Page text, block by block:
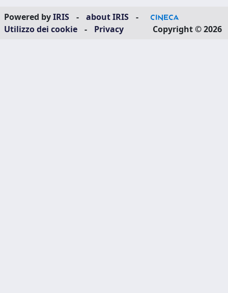
Powered byIRIS - about IRIS
-
Utilizzo dei cookie
- Privacy Copyright © 2026